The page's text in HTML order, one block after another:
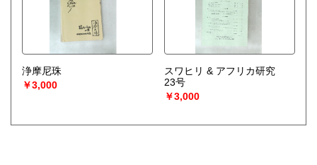
浄摩尼珠
￥3,000
スワヒリ & アフリカ研究
23号
￥3,000